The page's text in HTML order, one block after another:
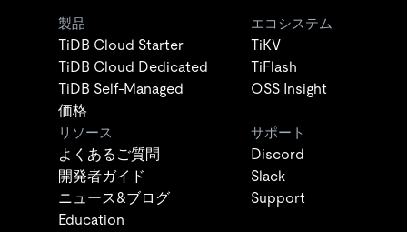
製品
TiDB Cloud Starter
TiDB Cloud Dedicated
TiDB Self-Managed
価格
エコシステム
TiKV
TiFlash
OSS Insight
リソース
よくあるご質問
開発者ガイド
ニュース&ブログ
Education
サポート
Discord
Slack
Support